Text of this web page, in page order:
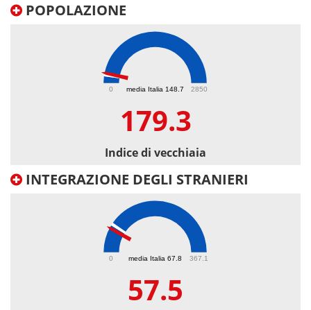
POPOLAZIONE
media Italia 148.7
0 2850
179.3
Indice di vecchiaia
INTEGRAZIONE DEGLI STRANIERI
media Italia 67.8
0 367.1
57.5